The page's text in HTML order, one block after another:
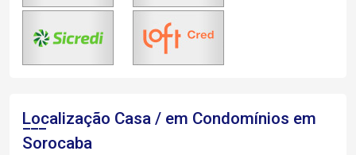
Localização Casa / em Condomínios em
Sorocaba